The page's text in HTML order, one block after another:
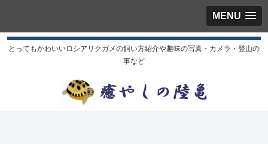
MENU
とってもかわいいロシアリクガメの飼い方紹介や趣味の写真・カメラ・登山の
事など